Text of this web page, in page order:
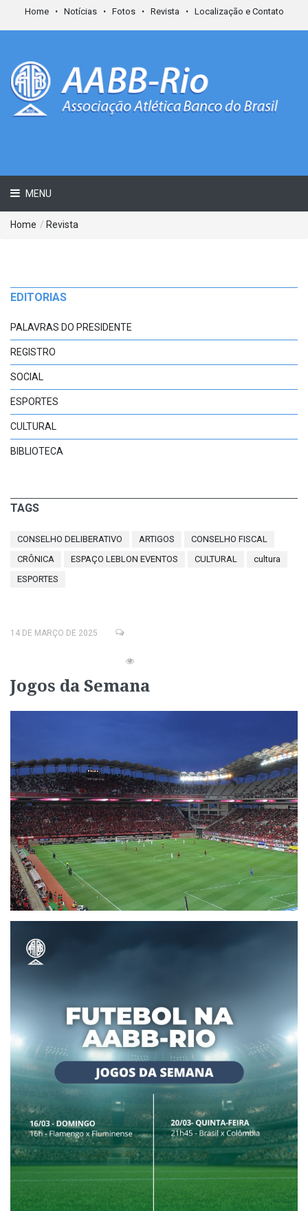
Home Notícias Fotos Revista Localização e Contato
MENU
Home / Revista
EDITORIAS
PALAVRAS DO PRESIDENTE
REGISTRO
SOCIAL
ESPORTES
CULTURAL
BIBLIOTECA
TAGS
CONSELHO DELIBERATIVO ARTIGOS
CONSELHO FISCAL
CRÔNICA
ESPAÇO LEBLON EVENTOS CULTURAL
cultura
ESPORTES
14 DE MARÇO DE 2025
Jogos da Semana